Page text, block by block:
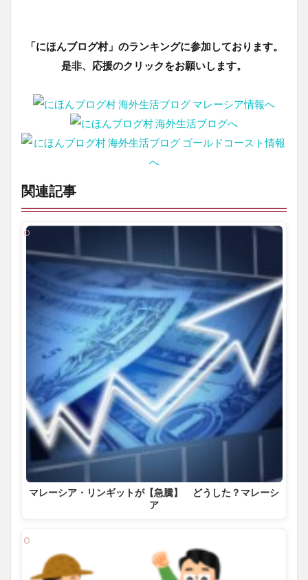
「にほんブログ村」のランキングに参加しております。
是非、応援のクリックをお願いします。
関連記事
マレーシア・リンギットが【急騰】 どうした？マレーシ
ア